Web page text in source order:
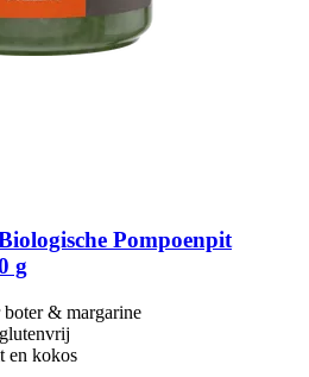
Pompoenpit
g
& margarine
en kokos